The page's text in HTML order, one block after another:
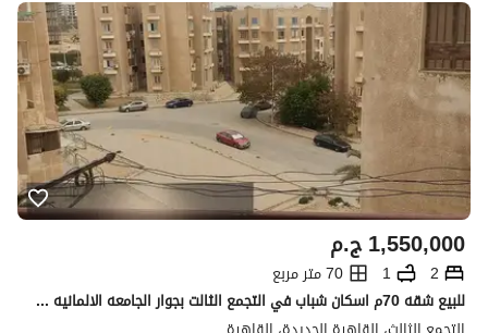
ج.م1,550,000
2
1
70 متر مربع
للبيع شقه 70م اسكان شباب في التجمع الثالت بجوار الجامعه الالمانيه ومول اربيلا بلازا